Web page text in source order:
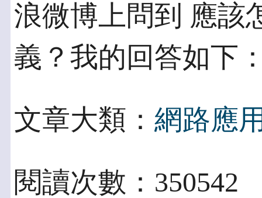
浪微博上問到 應該
義？我的回答如下
文章大類： 網路應
閱讀次數：